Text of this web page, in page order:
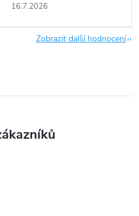
16.7.2026
Zobrazit další hodnocení